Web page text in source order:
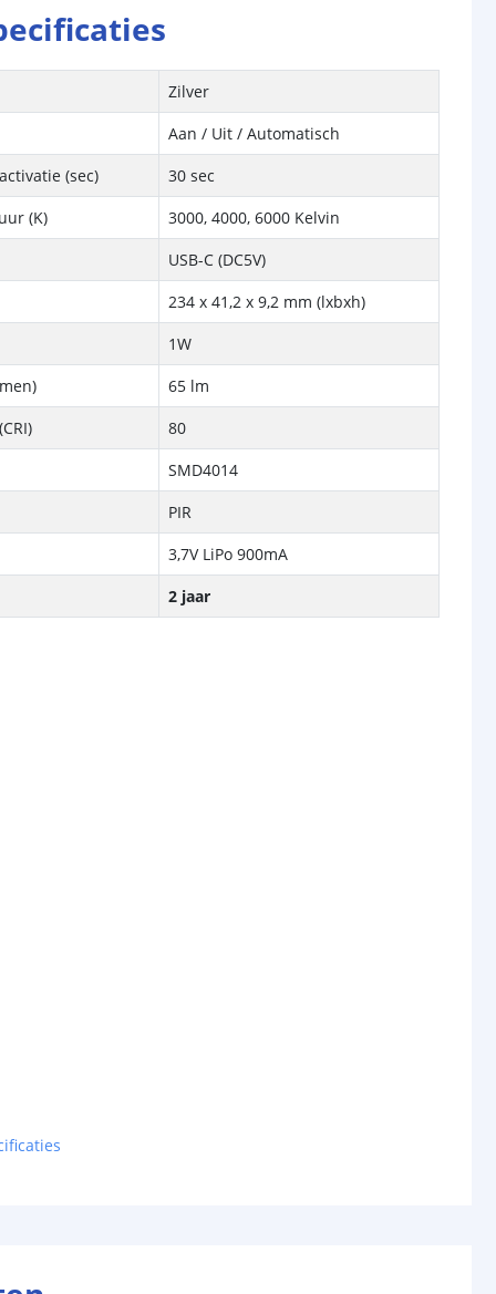
Zilver
Aan / Uit / Automatisch
(sec)
30 sec
(K)
3000, 4000, 6000 Kelvin
USB-C (DC5V)
234 x 41,2 x 9,2 mm (lxbxh)
1W
65 lm
80
SMD4014
PIR
3,7V LiPo 900mA
2 jaar